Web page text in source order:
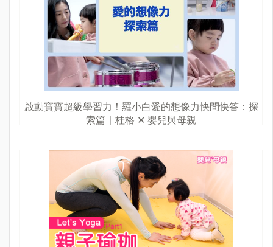
啟動寶寶超級學習力！羅小白愛的想像力快問快答：探
索篇｜桂格 ✕ 嬰兒與母親